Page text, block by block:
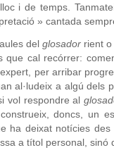
i de temps.
» cantada
del glosador rient
que cal recórrer:
per arribar
al·ludeix a algú
vol respondre al
construeix, doncs, un
ha deixat notícies
a títol personal,